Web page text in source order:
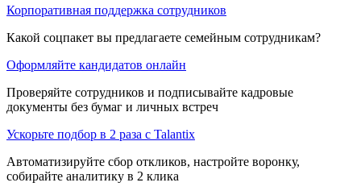
Корпоративная поддержка сотрудников
Какой соцпакет вы предлагаете семейным сотрудникам?
Оформляйте кандидатов онлайн
Проверяйте сотрудников и подписывайте кадровые
документы без бумаг и личных встреч
Ускорьте подбор в 2 раза с Talantix
Автоматизируйте сбор откликов, настройте воронку,
собирайте аналитику в 2 клика